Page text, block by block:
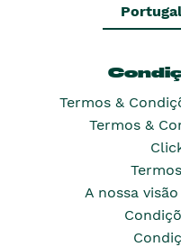
Portugal
Termos &
Termos &
A nossa